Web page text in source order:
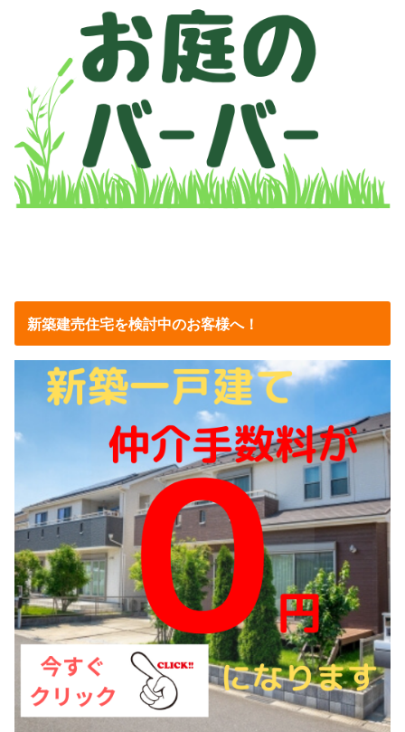
新築建売住宅を検討中のお客様へ！